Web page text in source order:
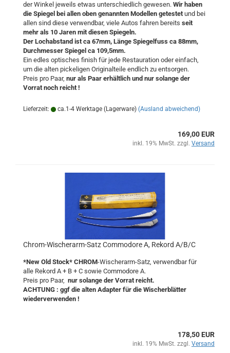
der Winkel jeweils etwas unterschiedlich gewesen. Wir haben
die Spiegel bei allen oben genannten Modellen getestetund bei
allen sind diese verwendbar, viele Autos fahren bereits seit
mehr als 10 Jaren mit diesen Spiegeln.
Der Lochabstand ist ca 67mm, Länge Spiegelfuss ca 88mm,
Durchmesser Spiegel ca 109,5mm.
Ein edles optisches finish für jede Restauration oder einfach,
um die alten pickeligen Originalteile endlich zu entsorgen.
Preis pro Paar, nur als Paar erhältlich und nur solange der
Vorrat noch reicht !
Lieferzeit: ca.1-4 Werktage (Lagerware) (Ausland abweichend)
169,00 EUR
inkl. 19% MwSt. zzgl. Versand
Chrom-Wischerarm-Satz Commodore A, Rekord A/B/C
*New Old Stock* CHROM-Wischerarm-Satz, verwendbar für
alle Rekord A + B + C sowie Commodore A.
Preis pro Paar, nur solange der Vorrat reicht.
ACHTUNG : ggf die alten Adapter für die Wischerblätter
wiederverwenden !
178,50 EUR
inkl. 19% MwSt. zzgl. Versand